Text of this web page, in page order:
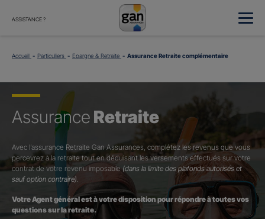
ASSISTANCE ?
Accueil Particuliers Epargne & Retraite Assurance Retraite complémentaire
Assurance Retraite
Avec l’assurance Retraite Gan Assurances, complétez les revenus que vous
percevrez à la retraite tout en déduisant les versements effectués sur votre
contrat de votre revenu imposable (dans la limite des plafonds autorisés et
sauf option contraire).
Votre Agent général est à votre disposition pour répondre à toutes vos
questions sur la retraite.